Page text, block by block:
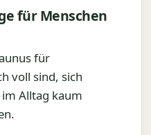
für Menschen
für
voll sind, sich
Alltag kaum